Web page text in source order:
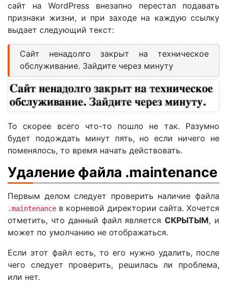
сайт на WordPress внезапно перестал подавать
признаки жизни, и при заходе на каждую ссылку
выдает следующий текст:
Сайт ненадолго закрыт на техническое
обслуживание. Зайдите через минуту
То скорее всего что-то пошло не так. Разумно
будет подождать минут пять, но если ничего не
поменялось, то время начать действовать.
Удаление файла .maintenance
Первым делом следует проверить наличие файла
.maintenance в корневой директории сайта. Хочется
отметить, что данный файл являетсяСКРЫТЫМ, и
может по умолчанию не отображаться.
Если этот файл есть, то его нужно удалить, после
чего следует проверить, решилась ли проблема,
или нет.